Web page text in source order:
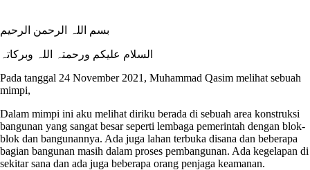
بسم اللہ الرحمن الرحیم
السلام علیکم ورحمتہ اللہ وبرکاتہ
Pada tanggal 24 November 2021, Muhammad Qasim melihat sebuah
mimpi,
Dalam mimpi ini aku melihat diriku berada di sebuah area konstruksi
bangunan yang sangat besar seperti lembaga pemerintah dengan blok-
blok dan bangunannya. Ada juga lahan terbuka disana dan beberapa
bagian bangunan masih dalam proses pembangunan. Ada kegelapan di
sekitar sana dan ada juga beberapa orang penjaga keamanan.